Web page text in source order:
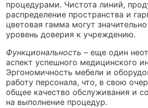
процедурами. Чистота линий,
распределение пространства и
цветовая гамма могут
уровень доверия к учреждению.
Функциональность – еще один
аспект успешного медицинского
Эргономичность мебели и
работу персонала, что, в свою
общее качество обслуживания и
на выполнение процедур.